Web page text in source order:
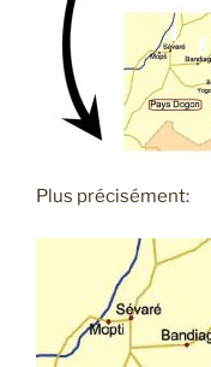
Plus précisément: